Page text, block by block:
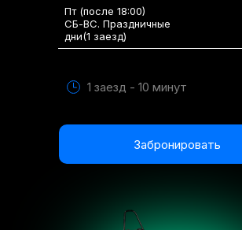
1 заезд - 10 минут
Забронировать
Пт (после 18:00)
СБ-ВС. Праздничные
дни(1 заезд)